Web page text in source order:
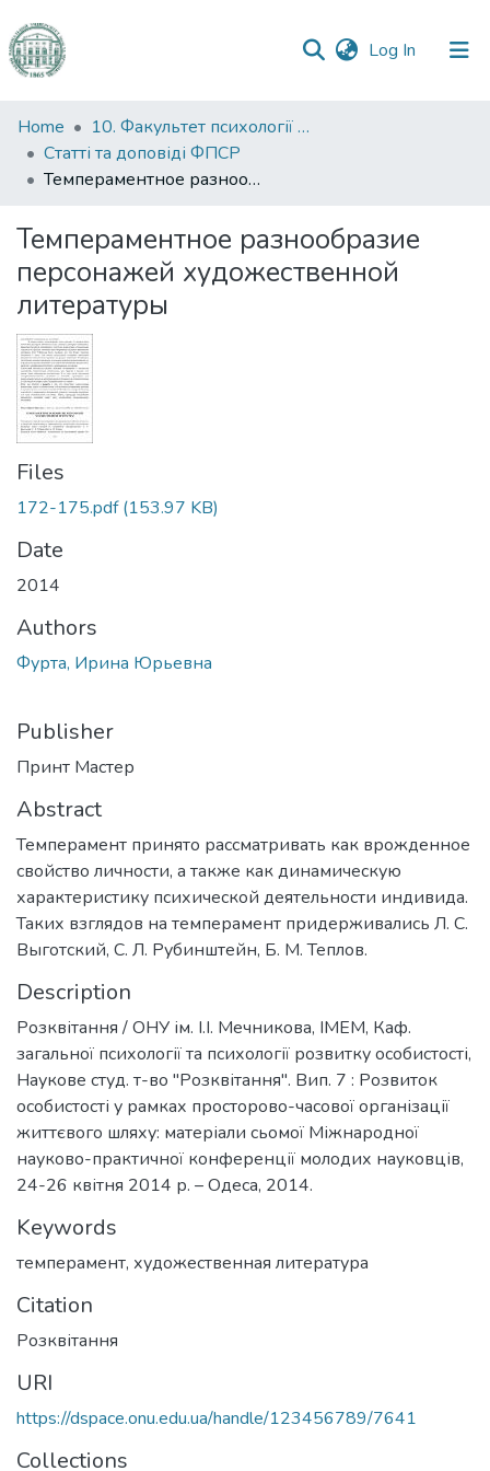
Log In (current)
Communities
&
Collections
Statistics
Home
10. Факультет психології та соціальної роботи
Статті та доповіді ФПСР
Темпераментное разнообразие персонажей художественной литературы
Темпераментное разнообразие
персонажей художественной
литературы
Files
172-175.pdf(153.97 KB)
Date
2014
Authors
Фурта, Ирина Юрьевна
Publisher
Принт Мастер
Abstract
Темперамент принято рассматривать как врожденное
свойство личности, а также как динамическую
характеристику психической деятельности индивида.
Таких взглядов на темперамент придерживались Л. С.
Выготский, С. Л. Рубинштейн, Б. М. Теплов.
Description
Розквітання / ОНУ ім. І.І. Мечникова, ІМЕМ, Каф.
загальної психології та психології розвитку особистості,
Наукове студ. т-во "Розквітання". Вип. 7 : Розвиток
особистості у рамках просторово-часової організації
життєвого шляху: матеріали сьомої Міжнародної
науково-практичної конференції молодих науковців,
24-26 квітня 2014 р. – Одеса, 2014.
Keywords
темперамент, художественная литература
Citation
Розквітання
URI
https://dspace.onu.edu.ua/handle/123456789/7641
Collections